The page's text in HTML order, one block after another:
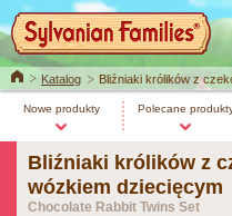
HomeKatalog Bliźniaki królików z
Nowe produkty Polecane
Bliźniaki królików z
wózkiem dziecięcym
Chocolate Rabbit Twins Set